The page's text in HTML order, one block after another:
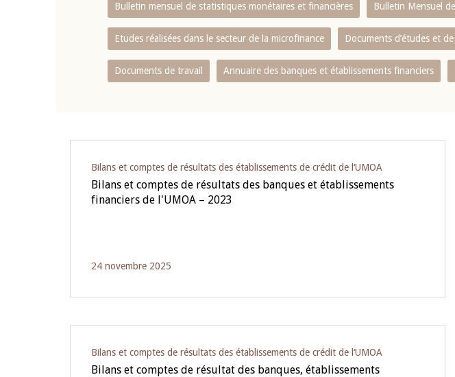
Bulletin mensuel de statistiques monétaires et financières Bulletin Mensuel
Etudes réalisées dans le secteur de la microfinance Documents d’études et
Documents de travail Annuaire des banques et établissements financiers
Bilans et comptes de résultats des établissements de crédit de l‘UMOA
Bilans et comptes de résultats des banques et établissements
financiers de l'UMOA – 2023
24 novembre 2025
Bilans et comptes de résultats des établissements de crédit de l‘UMOA
Bilans et comptes de résultat des banques, établissements